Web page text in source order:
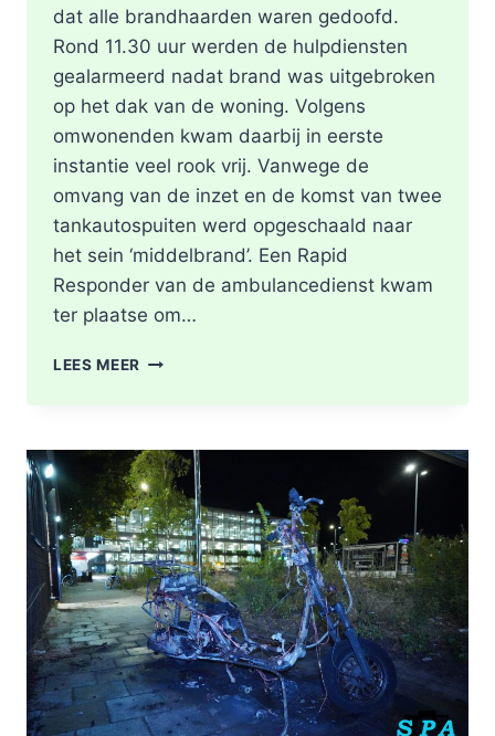
dat alle brandhaarden waren gedoofd.
Rond 11.30 uur werden de hulpdiensten
gealarmeerd nadat brand was uitgebroken
op het dak van de woning. Volgens
omwonenden kwam daarbij in eerste
instantie veel rook vrij. Vanwege de
omvang van de inzet en de komst van twee
tankautospuiten werd opgeschaald naar
het sein ‘middelbrand’. Een Rapid
Responder van de ambulancedienst kwam
ter plaatse om…
LEES MEER BRAND
WONING
TIJDENS
WERKZAAMHEDEN
AAN
LIEVEN
DE
KEYSTRAAT
IN
ROTTERDAM